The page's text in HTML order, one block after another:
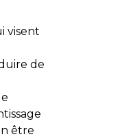
visent
de
être